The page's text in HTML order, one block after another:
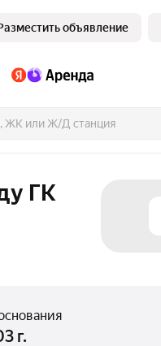
объявление
ГК
г.